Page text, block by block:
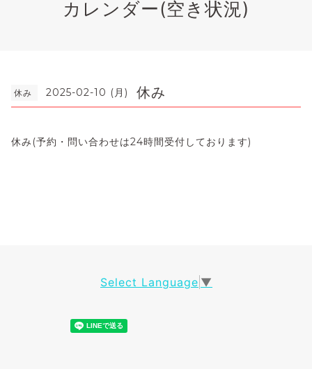
カレンダー(空き状況)
休み 2025-02-10 (月) 休み
休み(予約・問い合わせは24時間受付しております)
Select Language ▼